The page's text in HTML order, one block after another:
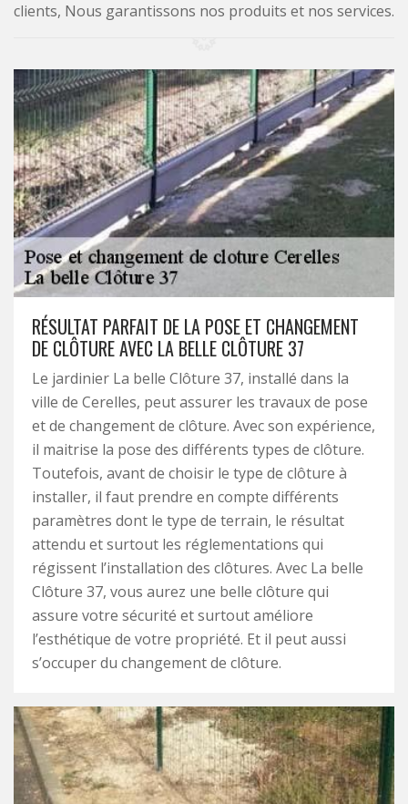
clients, Nous garantissons nos produits et nos services.
RÉSULTAT PARFAIT DE LA POSE ET CHANGEMENT
DE CLÔTURE AVEC LA BELLE CLÔTURE 37
Le jardinier La belle Clôture 37, installé dans la
ville de Cerelles, peut assurer les travaux de pose
et de changement de clôture. Avec son expérience,
il maitrise la pose des différents types de clôture.
Toutefois, avant de choisir le type de clôture à
installer, il faut prendre en compte différents
paramètres dont le type de terrain, le résultat
attendu et surtout les réglementations qui
régissent l’installation des clôtures. Avec La belle
Clôture 37, vous aurez une belle clôture qui
assure votre sécurité et surtout améliore
l’esthétique de votre propriété. Et il peut aussi
s’occuper du changement de clôture.